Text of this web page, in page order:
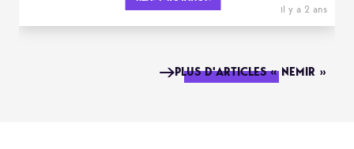
il y a 2 ans
PLUS D'ARTICLES « NEMIR »